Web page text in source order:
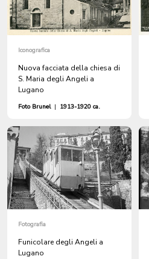
Iconografica
Nuova facciata della chiesa di
S. Maria degli Angeli a
Lugano
Foto Brunel | 1913-1920 ca.
Fotografia
Funicolare degli Angeli a
Lugano